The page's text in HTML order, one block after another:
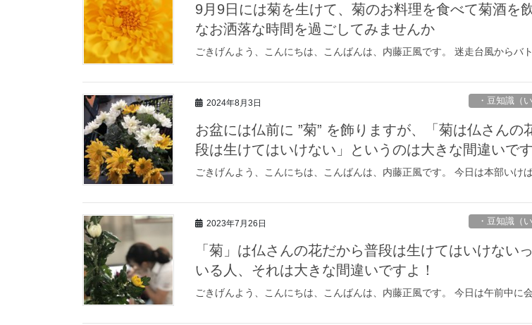
9月9日には菊を生けて、菊のお料理を食べて菊酒を
なお洒落な時間を過ごしてみませんか
ごきげんよう、こんにちは、こんばんは、内藤正風です。 迷走台風からバ
2024年8月3日 ・豆知識（
お盆には仏前に ”菊” を飾りますが、「菊は仏さんの
段は生けてはいけない」というのは大きな間違いです
ごきげんよう、こんにちは、こんばんは、内藤正風です。 今日は本部いけ
2023年7月26日 ・豆知識（
「菊」は仏さんの花だから普段は生けてはいけない
いる人、それは大きな間違いですよ！
ごきげんよう、こんにちは、こんばんは、内藤正風です。 今日は午前中に